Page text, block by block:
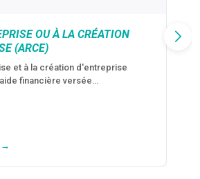
OU À LA CRÉATION
(ARCE)
et à la création d'entreprise
financière versée…
→